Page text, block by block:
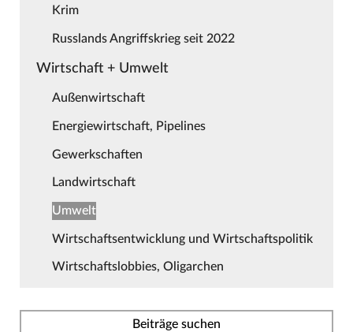
Krim
Russlands Angriffskrieg seit 2022
Wirtschaft + Umwelt
Außenwirtschaft
Energiewirtschaft, Pipelines
Gewerkschaften
Landwirtschaft
Umwelt
Wirtschaftsentwicklung und Wirtschaftspolitik
Wirtschaftslobbies, Oligarchen
Beiträge suchen